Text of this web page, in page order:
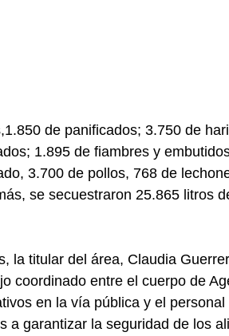
de panificados; 3.750 de
1.895 de fiambres y
3.700 de pollos, 768 de
se secuestraron 25.865 litros
la titular del área, Claudia
coordinado entre el cuerpo de
en la vía pública y el personal
a garantizar la seguridad de los